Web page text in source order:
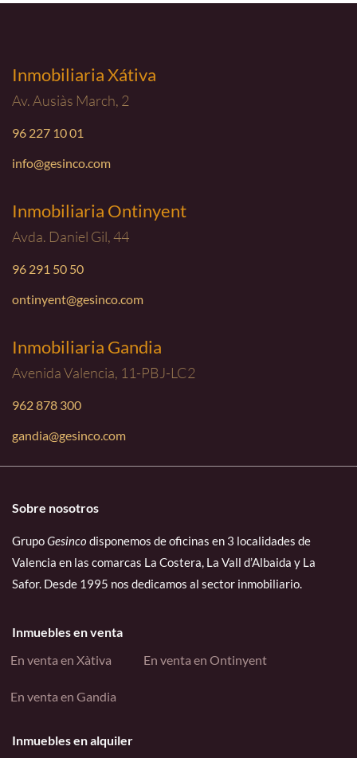
Inmobiliaria Xátiva
Av. Ausiàs March, 2
96 227 10 01
info@gesinco.com
Inmobiliaria Ontinyent
Avda. Daniel Gil, 44
96 291 50 50
ontinyent@gesinco.com
Inmobiliaria Gandia
Avenida Valencia, 11-PBJ-LC2
962 878 300
gandia@gesinco.com
Sobre nosotros
GrupoGesinco disponemos de oficinas en 3 localidades de
Valencia en las comarcas La Costera, La Vall d’Albaida y La
Safor. Desde 1995 nos dedicamos al sector inmobiliario.
Inmuebles en venta
En venta en Xàtiva
En venta en Ontinyent
En venta en Gandia
Inmuebles en alquiler